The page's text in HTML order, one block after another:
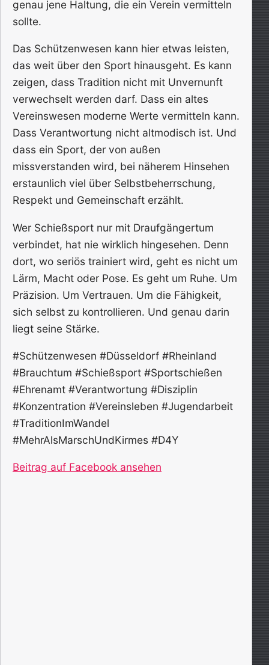
genau jene Haltung, die ein Verein vermitteln
sollte.
Das Schützenwesen kann hier etwas leisten,
das weit über den Sport hinausgeht. Es kann
zeigen, dass Tradition nicht mit Unvernunft
verwechselt werden darf. Dass ein altes
Vereinswesen moderne Werte vermitteln kann.
Dass Verantwortung nicht altmodisch ist. Und
dass ein Sport, der von außen
missverstanden wird, bei näherem Hinsehen
erstaunlich viel über Selbstbeherrschung,
Respekt und Gemeinschaft erzählt.
Wer Schießsport nur mit Draufgängertum
verbindet, hat nie wirklich hingesehen. Denn
dort, wo seriös trainiert wird, geht es nicht um
Lärm, Macht oder Pose. Es geht um Ruhe. Um
Präzision. Um Vertrauen. Um die Fähigkeit,
sich selbst zu kontrollieren. Und genau darin
liegt seine Stärke.
#Schützenwesen #Düsseldorf #Rheinland
#Brauchtum #Schießsport #Sportschießen
#Ehrenamt #Verantwortung #Disziplin
#Konzentration #Vereinsleben #Jugendarbeit
#TraditionImWandel
#MehrAlsMarschUndKirmes #D4Y
Beitrag auf Facebook ansehen